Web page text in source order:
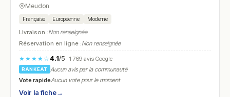
Meudon
Française Européenne Moderne
Livraison :Non renseignée
Réservation en ligne :Non renseignée
★★★★☆4.1/5· 1 769 avis Google
RANKEAT
Aucun avis par la communauté
Vote rapideAucun vote pour le moment
Voir la fiche→